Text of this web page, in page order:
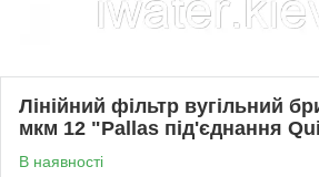
Лінійний фільтр вугільний
мкм 12 "Pallas під'єднання
В наявності